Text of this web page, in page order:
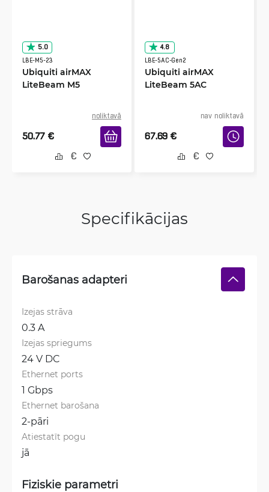
5.0
LBE-M5-23
Ubiquiti airMAX
LiteBeam M5
noliktavā
50.77 €
4.8
LBE-5AC-Gen2
Ubiquiti airMAX
LiteBeam 5AC
nav noliktavā
67.69 €
Specifikācijas
Barošanas adapteri
Izejas strāva
0.3 A
Izejas spriegums
24 V DC
Ethernet ports
1 Gbps
Ethernet barošana
2-pāri
Atiestatīt pogu
jā
Fiziskie parametri